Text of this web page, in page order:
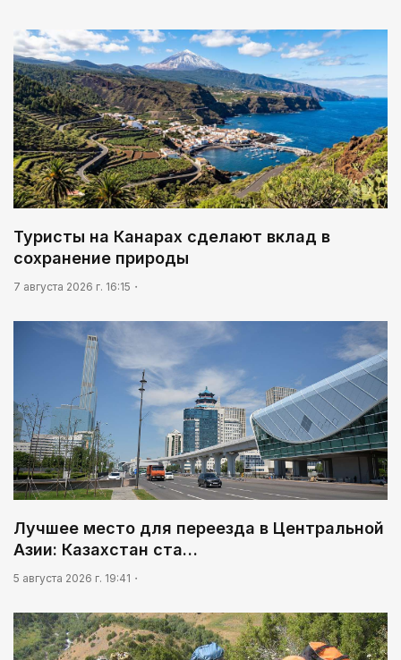
Туристы на Канарах сделают вклад в
сохранение природы
7 августа 2026 г. 16:15
Лучшее место для переезда в Центральной
Азии: Казахстан ста…
5 августа 2026 г. 19:41